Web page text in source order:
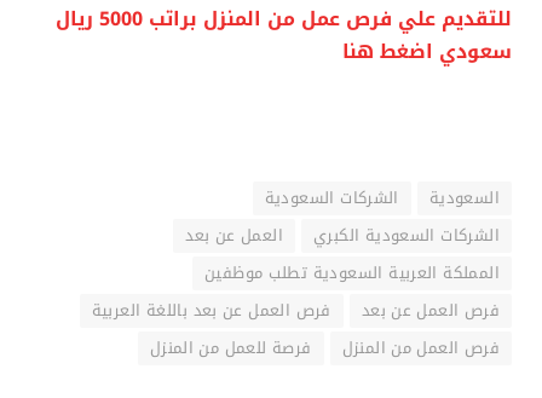
للتقديم علي فرص عمل من المنزل براتب 5000 ريال
سعودي اضغط هنا
السعودية
الشركات السعودية
الشركات السعودية الكبري
العمل عن بعد
المملكة العربية السعودية تطلب موظفين
فرص العمل عن بعد
فرص العمل عن بعد باللغة العربية
فرص العمل من المنزل
فرصة للعمل من المنزل